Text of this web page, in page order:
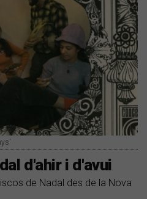
d'ahir i d'avui
de Nadal des de la Nova